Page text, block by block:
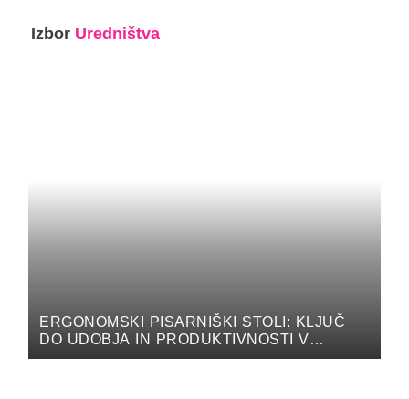
Izbor Uredništva
ERGONOMSKI PISARNIŠKI STOLI: KLJUČ
DO UDOBJA IN PRODUKTIVNOSTI V
PISARNI